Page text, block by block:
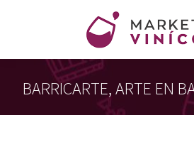
BARRICARTE, ARTE EN
Estás